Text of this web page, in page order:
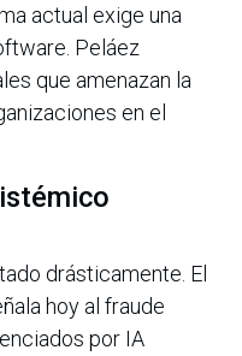
actual exige una
Peláez
que amenazan la
en el
drásticamente. El
hoy al fraude
por IA